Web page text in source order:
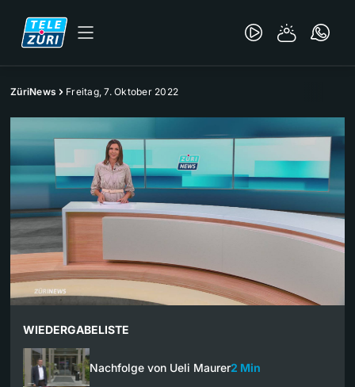
ZüriNews Freitag, 7. Oktober 2022
WIEDERGABELISTE
Nachfolge von Ueli Maurer2 Min